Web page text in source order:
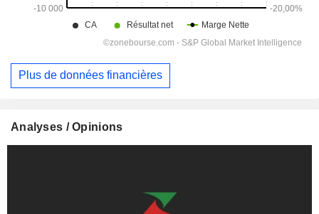
Plus de données financières
Analyses / Opinions